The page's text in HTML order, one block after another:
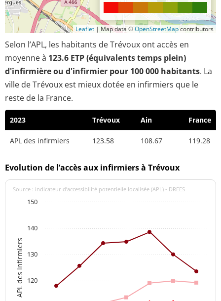
Leaflet | Map data ©OpenStreetMapcontributors
Selon l’APL, les habitants de Trévoux ont accès en
moyenne à 123.6 ETP (équivalents temps plein)
d'infirmière ou d'infirmier pour 100 000 habitants. La
ville de Trévoux est mieux dotée en infirmiers que le
reste de la France.
2023 Trévoux Ain France
APL des infirmiers 123.58 108.67 119.28
Evolution de l’accès aux infirmiers à Trévoux
APL des infirmiers
Source : indicateur d’accessibilité potentielle localisée (APL) - DREES
120
130
140
150